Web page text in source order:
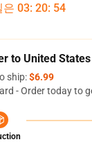
은 03: 20: 53
to United States
ship:$6.99
- Order today to